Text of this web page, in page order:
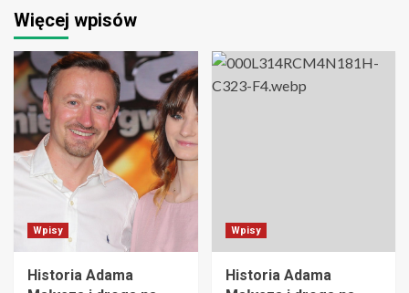
Więcej wpisów
Wpisy
Historia Adama
Wpisy
Historia Adama